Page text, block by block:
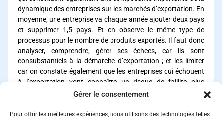
Gérer le consentement
Pour offrir les meilleures expériences, nous utilisons des technologies telles
dynamique des entreprises sur les marchés d’exportation. En
moyenne, une entreprise va chaque année ajouter deux pays
et supprimer 1,5 pays. Et on observe le même type de
processus pour le nombre de produits exportés. Il faut donc
analyser, comprendre, gérer ses échecs, car ils sont
consubstantiels à la démarche d’exportation ; et les limiter
car on constate également que les entreprises qui échouent
à l’exportation vont connaître un risque de faillite plus
important à terme.